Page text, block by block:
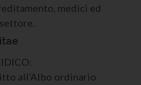
medici ed
all’Albo ordinario